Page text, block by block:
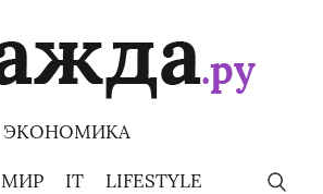
ЭКОНОМИКА
МИР IT LIFESTYLE